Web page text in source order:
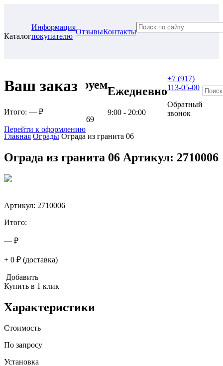
Каталог
Информация
покупателю
ОтзывыКонтакты
Ваш заказ
Итого: — ₽
Перейти к оформлению
Проконсультируем
г. Самара, ул. Гагарина, 69
Ежедневно
9:00 - 20:00
+7 (917)
113-05-00
Обратный
звонок
Главная Ограды Ограда из гранита 06
Ограда из гранита 06 Артикул: 2710006
Артикул: 2710006
Итого:
— ₽
+ 0 ₽ (доставка)
Добавить
Купить в 1 клик
Характеристики
Стоимость
По запросу
Установка